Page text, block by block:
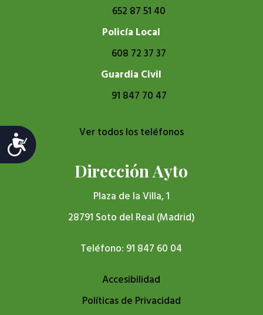
Accesibilidad
652 87 51 40
Policía Local
608 72 37 37
Guardia Civil
91 847 70 47
Ver todos los teléfonos
Dirección Ayto
Plaza de la Villa, 1
28791 Soto del Real (Madrid)
Teléfono: 91 847 60 04
Accesibilidad
Políticas de Privacidad